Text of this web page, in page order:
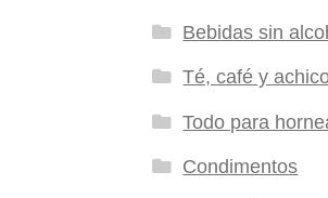
Bebidas sin
Té, café y
Todo para
Condimentos